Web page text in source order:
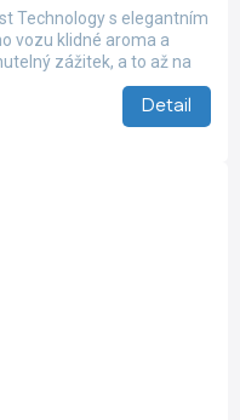
Detail
Technology s elegantním
vozu klidné aroma a
zážitek, a to až na